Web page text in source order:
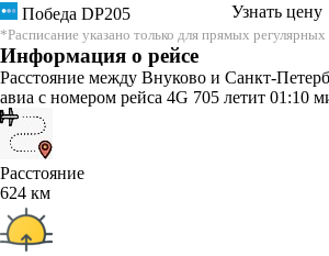
Победа DP205
Узнать цену
*Расписание указано только для прямых регулярных
Информация о рейсе
Расстояние между Внуково и Санкт-
авиа с номером рейса 4G 705 летит 01:10
Расстояние
624 км